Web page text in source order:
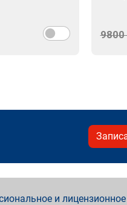
9800
и